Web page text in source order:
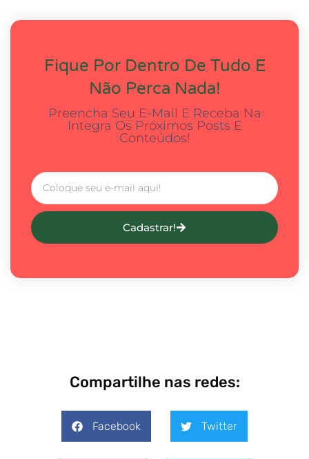
Fique Por Dentro De Tudo E
Não Perca Nada!
Preencha Seu E-Mail E Receba Na
Integra Os Próximos Posts E
Conteúdos!
Cadastrar!
Compartilhe nas redes:
Facebook Twitter